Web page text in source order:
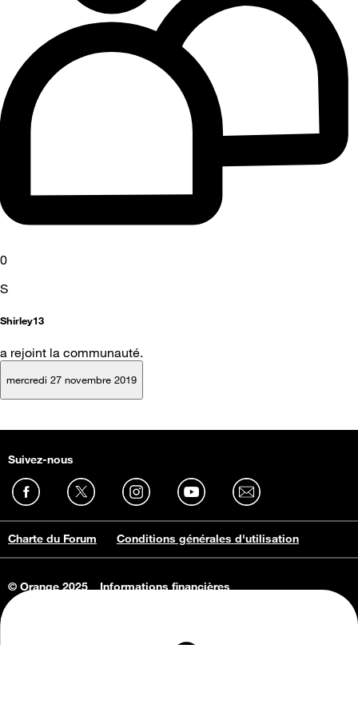
0
S
Shirley13
a rejoint la communauté.
mercredi 27 novembre 2019
Suivez-nous
Charte du Forum Conditions générales d'utilisation
© Orange 2025
Informations financières